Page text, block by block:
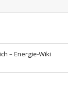
– Energie-Wiki